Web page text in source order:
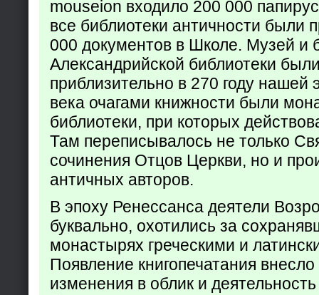
mouseion входило 200 000
все библиотеки античности были
000 документов в Школе. Музей и
Александрийской библиотеки
приблизительно в 270 году
века очагами книжности были
библиотеки, при которых
Там переписывалось не только
сочинения Отцов Церкви, но и
античных авторов.
В эпоху Ренессанса деятели
буквально, охотились за
монастырях греческими и
Появление книгопечатания
изменения в облик и